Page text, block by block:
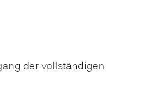
der vollständigen